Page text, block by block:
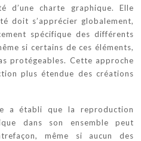
d’une charte graphique. Elle
doit s’apprécier globalement,
spécifique des différents
si certains de ces éléments,
protégeables. Cette approche
plus étendue des créations
a établi que la reproduction
dans son ensemble peut
même si aucun des